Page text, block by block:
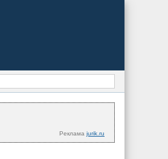
Реклама jurik.ru